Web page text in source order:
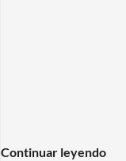
Continuar leyendo